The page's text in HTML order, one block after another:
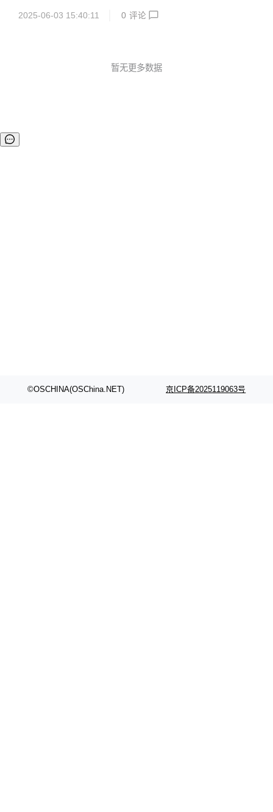
BeeWorks 采用先进的加密技术，如 TLS/SSL 协议、256 位
为企业提供了一个安全、可靠、自主可控的沟通平台。 私有化
意味着企业可以完全掌控数据的存储和管理。数据不再存储在
2025-06-03 15:40:11 0 评论
暂无更多数据
©OSCHINA(OSChina.NET) 京ICP备2025119063号